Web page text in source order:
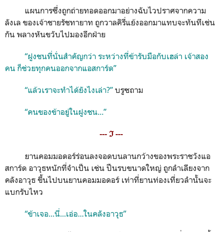
แผนการซึ่งถูกถ่ายทอดออกมาอย่างฉับไวปราศจากความ
ลังเล ของเจ้าชายรัชทายาท ถูกวาลคิรี่แย้งออกมาแทบจะทันทีเช่น
กัน พลางหันขวับไปมองอีกฝ่าย
“ฝูงชนที่นั่นสำคัญกว่า ระหว่างที่ข้ารับมือกับเฮล่า เจ้าสอง
คน ก็ช่วยทุกคนออกจากแอสการ์ด”
“แล้วเราจะทำได้ยังไงเล่า?” บรูซถาม
“คนของข้าอยู่ในฝูงชน...”
--- ℑ ---
ยานคอมมอดอร์ร่อนลงจอดบนลานกว้างของพระราชวังแอ
สการ์ด อาวุธหนักที่จำเป็น เช่น ปืนรบขนาดใหญ่ ถูกลำเลียงจาก
คลังอาวุธ ขึ้นไปบนยานคอมมอดอร์ เท่าที่ยานท่องเที่ยวลำนั้นจะ
แบกรับไหว
“ข้าเจอ...นี่...เอ่อ...ในคลังอาวุธ”